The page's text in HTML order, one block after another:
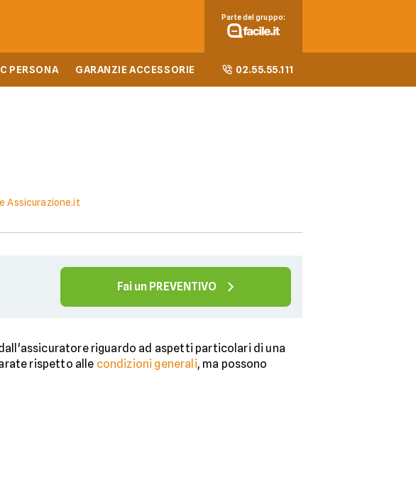
PERSONA GARANZIE ACCESSORIE 02.55.55.111
Parte del gruppo:
Assicurazione.it
Fai un PREVENTIVO
riguardo ad aspetti particolari di una
rispetto alle condizioni generali, ma possono